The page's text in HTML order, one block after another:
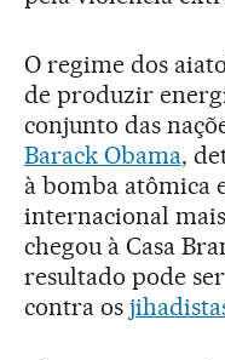
O regime dos
de produzir
conjunto das
Barack Obama,
à bomba atômica
internacional
chegou à Casa
resultado pode
contra os